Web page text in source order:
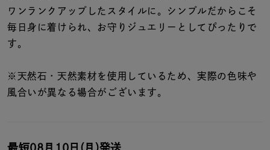
レディース
リングサイズ
メンズ
リングサイズ
～
ワンランクアップしたスタイルに。シンプルだからこそ
毎日身に着けられ、お守りジュエリーとしてぴったりで
す。
※天然石・天然素材を使用しているため、実際の色味や
風合いが異なる場合がございます。
最短08月10日(月)発送